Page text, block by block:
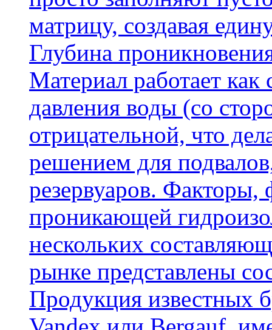
матрицу, создавая
Глубина
Материал работает
давления воды (со
отрицательной, что
решением для
резервуаров.
проникающей
нескольких
рынке представлены
Продукция известных